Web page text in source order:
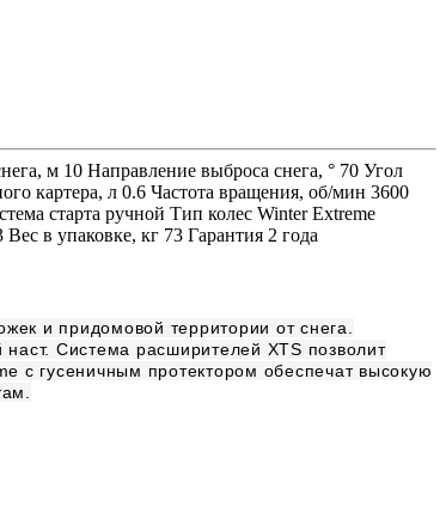
м 10 Направление выброса снега, ° 70 Угол
картера, л 0.6 Частота вращения, об/мин 3600
старта ручной Тип колес Winter Extreme
в упаковке, кг 73 Гарантия 2 года
и придомовой территории от снега.
Система расширителей XTS позволит
с гусеничным протектором обеспечат высокую